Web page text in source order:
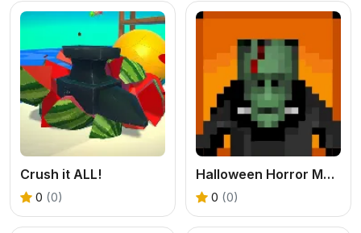
Crush it ALL!
0 (0)
Halloween Horror Massacre
0 (0)